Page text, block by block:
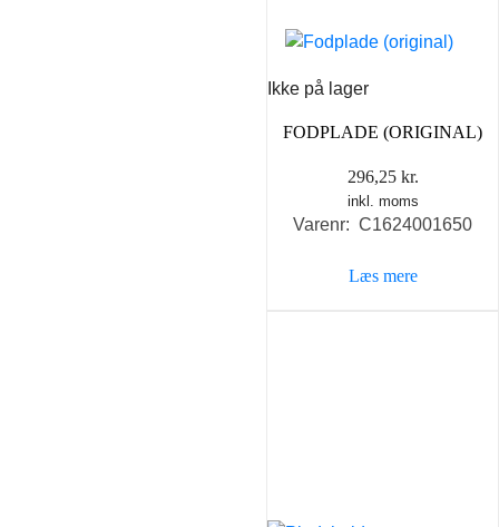
Ikke på lager
FODPLADE (ORIGINAL)
296,25 kr.
inkl. moms
Varenr: C1624001650
Læs mere